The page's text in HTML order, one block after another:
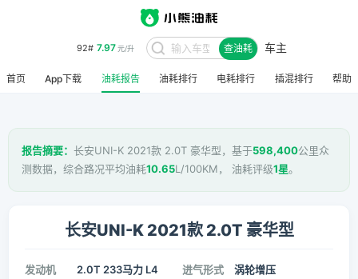
92# 7.97元/升 查油耗 车主
首页 App下载 油耗报告 油耗排行 电耗排行 插混排行 帮助
报告摘要： 长安UNI-K 2021款 2.0T 豪华型，基于598,400公里众
测数据，综合路况平均油耗10.65L/100KM， 油耗评级1星。
长安UNI-K 2021款 2.0T 豪华型
发动机 2.0T 233马力 L4 进气形式 涡轮增压